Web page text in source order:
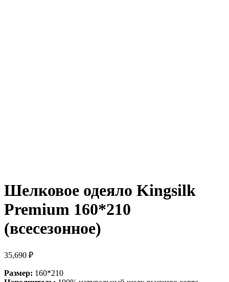
Шелковое одеяло Kingsilk
Premium 160*210
(всесезонное)
35,690 ₽
Размер: 160*210